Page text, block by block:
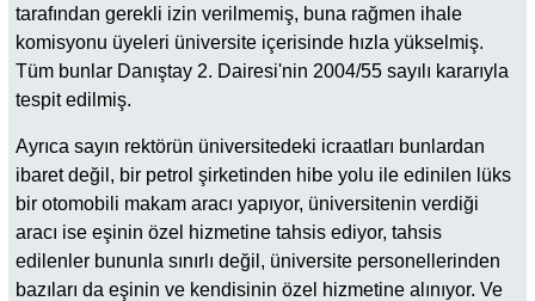
tarafından gerekli izin verilmemiş, buna rağmen ihale
komisyonu üyeleri üniversite içerisinde hızla yükselmiş.
Tüm bunlar Danıştay 2. Dairesi'nin 2004/55 sayılı kararıyla
tespit edilmiş.
Ayrıca sayın rektörün üniversitedeki icraatları bunlardan
ibaret değil, bir petrol şirketinden hibe yolu ile edinilen lüks
bir otomobili makam aracı yapıyor, üniversitenin verdiği
aracı ise eşinin özel hizmetine tahsis ediyor, tahsis
edilenler bununla sınırlı değil, üniversite personellerinden
bazıları da eşinin ve kendisinin özel hizmetine alınıyor. Ve